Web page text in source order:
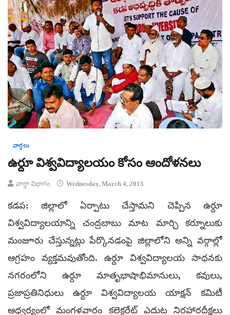
వార్తలు
ఉర్దూ విశ్వవిద్యాలయం కోసం ఆందోళనలు
వార్తా విభాగం Wednesday, March 4, 2015
కడప: జిల్లాలో ఏర్పాటు చేస్తామని చెప్పిన ఉర్దూ
విశ్వవిద్యాలయాన్ని చంద్రబాబు మాట మార్చి కర్నూలుకు
మంజూరు చేస్తున్నట్లు పేర్కొనడంపై జిల్లాలోని అన్ని వర్గాల్లో
ఆగ్రహం వ్యక్తమవుతోంది. ఉర్దూ విశ్వవిద్యాలయ సాధనకు
నగరంలోని ఉర్దూ మాతృభాషాభిమానులు, కవులు,
ప్రజాప్రతినిధులు ఉర్దూ విశ్వవిద్యాలయ యాక్షన్ కమిటీ
ఆధ్వర్యంలో మంగళవారం కలెక్టరేట్ ఎదుట నిరహారదీక్షలు